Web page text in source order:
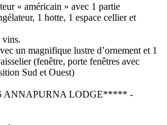
« américain » avec 1 partie
1 hotte, 1 espace cellier et
vins.
un magnifique lustre d’ornement et 1
(fenêtre, porte fenêtres avec
Sud et Ouest)
ANNAPURNA LODGE***** -